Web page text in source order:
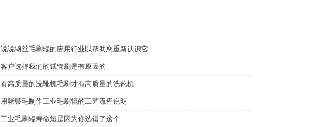
说说钢丝毛刷辊的应用行业以帮助您重新认识它
客户选择我们的试管刷是有原因的
有高质量的洗靴机毛刷才有高质量的洗靴机
用猪鬃毛制作工业毛刷辊的工艺流程说明
工业毛刷辊寿命短是因为你选错了这个